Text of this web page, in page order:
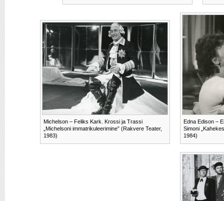
Michelson – Feliks Kark. Krossi ja Trassi
„Michelsoni immatrikuleerimine” (Rakvere Teater,
1983)
Edna Edison –
Simoni
1984)